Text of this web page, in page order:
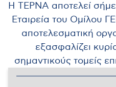
Η ΤΕΡΝΑ αποτελεί
Εταιρεία του Ομίλου
αποτελεσματική
εξασφαλίζει
σημαντικούς τομείς